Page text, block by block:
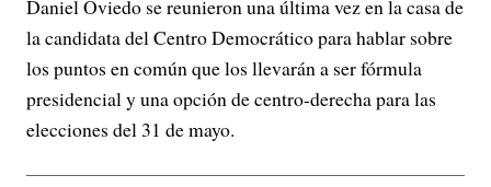
Daniel Oviedo se reunieron una última vez en la casa de
la candidata del Centro Democrático para hablar sobre
los puntos en común que los llevarán a ser fórmula
presidencial y una opción de centro-derecha para las
elecciones del 31 de mayo.